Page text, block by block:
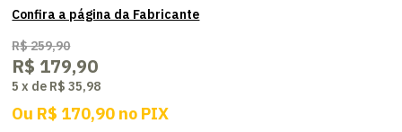
R$ 259,90
R$ 179,90
5 x de R$ 35,98
Ou R$ 170,90 no PIX